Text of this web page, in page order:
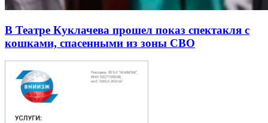
В Театре Куклачева прошел показ спектакля с
кошками, спасенными из зоны СВО